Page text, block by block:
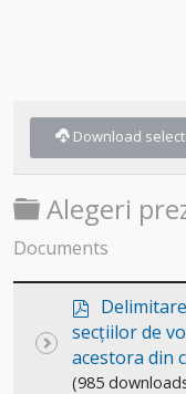
Download
Folder
Alegeri
Documents
Select
p
d
f
secțiilor de
acestora din
(985